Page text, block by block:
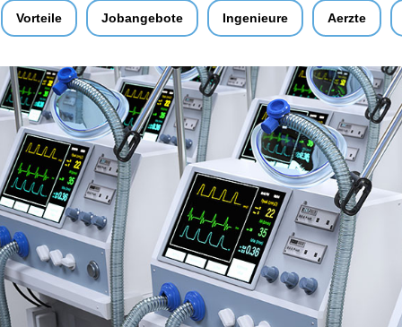
Vorteile Jobangebote Ingenieure Aerzte